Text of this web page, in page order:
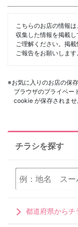
こちらのお店の情報
収集した情報を掲載
ご理解ください。掲
ご報告をお願いします
※お気に入りのお店の保
ブラウザのプライベー
cookie が保存されませ
チラシを探す
都道府県からチ